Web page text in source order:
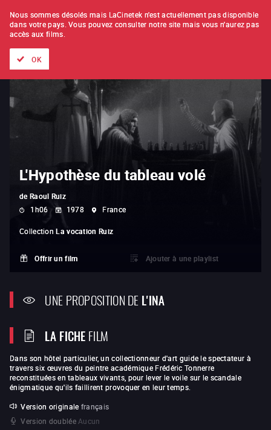
À L'UNITÉ ABONNEMENT
L'Hypothèse du tableau volé
de Raoul Ruiz
1h06
1978 France
CollectionLa vocation Ruiz
Offrir un film Ajouter à une playlist
UNE PROPOSITION DEL'INA
LA FICHEFILM
Dans son hôtel particulier, un collectionneur d'art guide le spectateur à
travers six œuvres du peintre académique Frédéric Tonnerre
reconstituées en tableaux vivants, pour lever le voile sur le scandale
énigmatique qu'ils faillirent provoquer en leur temps.
Version originale français
Version doublée Aucun
Nous sommes désolés mais LaCinetek n'est actuellement pas disponible
dans votre pays. Vous pouvez consulter notre site mais vous n'aurez pas
accès aux films.
OK